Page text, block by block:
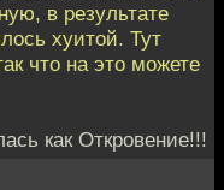
в результате
хуитой. Тут
что на это можете
как Откровение!!!